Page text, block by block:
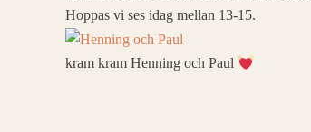
Hoppas vi ses idag mellan 13-15.
kram kram Henning och Paul